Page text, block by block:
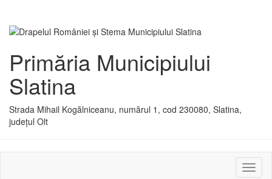
Primăria Municipiului
Slatina
Strada Mihail Kogălniceanu, numărul 1, cod 230080, Slatina,
județul Olt